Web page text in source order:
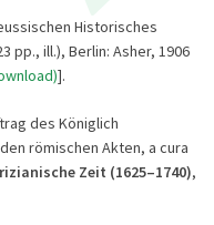
Historisches
pp., ill.), Berlin: Asher, 1906
].
des Königlich
römischen Akten, a cura
Zeit (1625–1740),